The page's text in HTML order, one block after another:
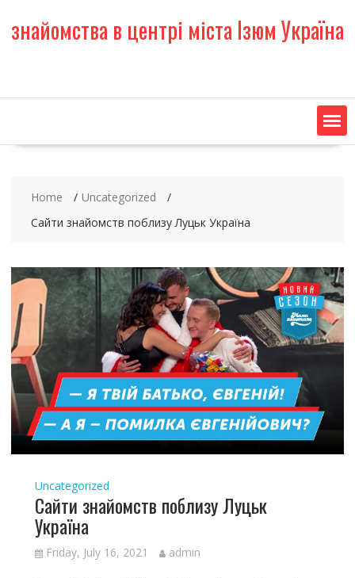
o
n
знайомства в центрі міста Ізюм Україна
Home
Uncategorized
Сайти знайомств поблизу Луцьк Україна
Uncategorized
Сайти знайомств поблизу Луцьк
Україна
Friday, July 16, 2021 admin